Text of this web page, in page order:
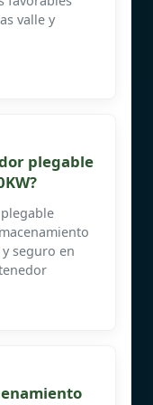
valle y
plegable
seguro en